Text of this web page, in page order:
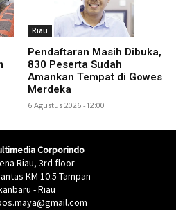
Riau
Pendaftaran Masih Dibuka,
830 Peserta Sudah
Amankan Tempat di Gowes
Merdeka
6 Agustus 2026 -12:00
Corporindo
Riau, 3rd floor
KM 10.5 Tampan
- Riau